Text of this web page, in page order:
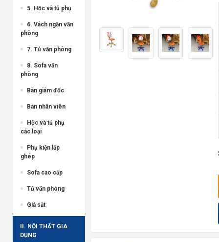
5. Hộc và tủ phụ
6. Vách ngăn văn
phòng
7. Tủ văn phòng
8. Sofa văn
phòng
Bàn giám đốc
Bàn nhân viên
Hộc và tủ phụ
các loại
Phụ kiện lắp
ghép
Sofa cao cấp
Tủ văn phòng
Giá sắt
II. NỘI THẤT GIA
DỤNG